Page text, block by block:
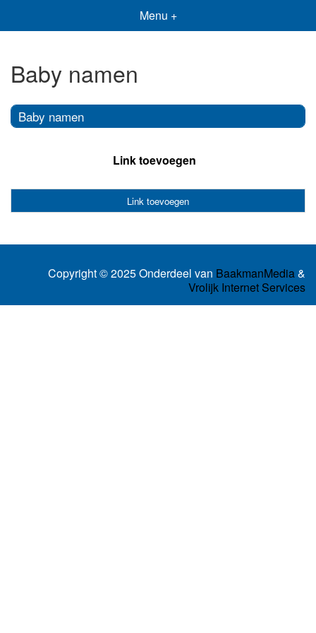
Menu +
Baby namen
Baby namen
Link toevoegen
Link toevoegen
Copyright © 2025 Onderdeel van BaakmanMedia&
Vrolijk Internet Services